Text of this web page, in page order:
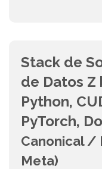
Stack de
de Datos Z
Python,
PyTorch,
Canonical /
Meta)